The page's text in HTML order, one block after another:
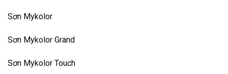
Sơn Mykolor
Sơn Mykolor Grand
Sơn Mykolor Touch